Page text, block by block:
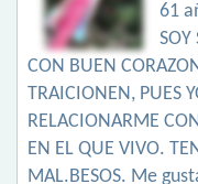
61
SOY
CON BUEN
TRAICIONEN, PUES
RELACIONARME
EN EL QUE VIVO.
MAL.BESOS. Me